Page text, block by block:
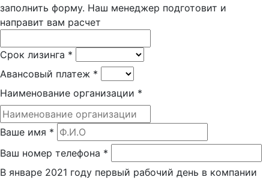
заполнить форму. Наш менеджер подготовит и
направит вам расчет
Срок лизинга *
Авансовый платеж *
Наименование организации *
Ваше имя *
Ваш номер телефона *
В январе 2021 году первый рабочий день в компании